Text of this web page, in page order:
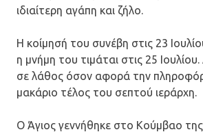
ιδιαίτερη αγάπη και ζήλο.
Η κοίμησή του συνέβη στις 23
η μνήμη του τιμάται στις 25
σε λάθος όσον αφορά την
μακάριο τέλος του σεπτού ιεράρχη.
Ο Άγιος γεννήθηκε στο Κούμβαο